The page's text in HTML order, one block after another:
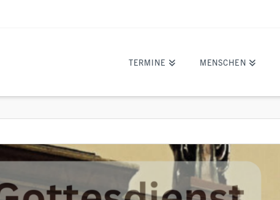
TERMINE MENSCHEN